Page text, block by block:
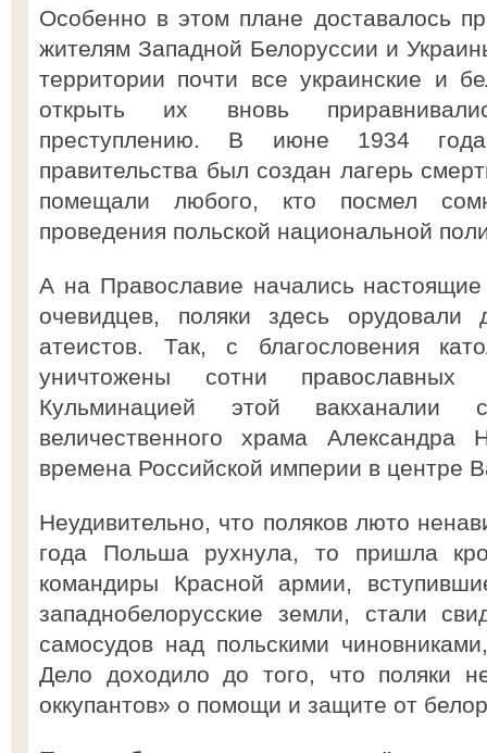
Особенно в этом плане доставалось
жителям Западной Белоруссии и
территории почти все украинские и
открыть их вновь
преступлению. В июне 1934 года
правительства был создан лагерь
помещали любого, кто посмел
проведения польской национальной
А на Православие начались настоящие
очевидцев, поляки здесь
атеистов. Так, с благословения
уничтожены сотни
Кульминацией этой вакханалии
величественного храма Александра
времена Российской империи в центре
Неудивительно, что поляков люто
года Польша рухнула, то пришла
командиры Красной армии,
западнобелорусские земли, стали
самосудов над польскими
Дело доходило до того, что поляки
оккупантов» о помощи и защите от